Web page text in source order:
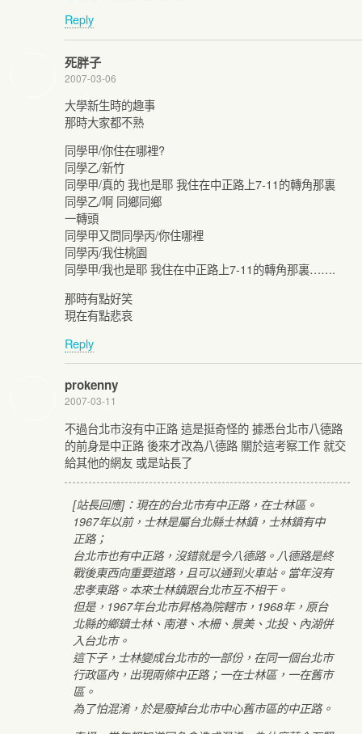
Reply
死胖子
2007-03-06
大學新生時的趣事
那時大家都不熟
同學甲/你住在哪裡?
同學乙/新竹
同學甲/真的 我也是耶 我住在中正路上7-11的轉角那裏
同學乙/啊 同鄉同鄉
一轉頭
同學甲又問同學丙/你住哪裡
同學丙/我住桃園
同學甲/我也是耶 我住在中正路上7-11的轉角那裏…….
那時有點好笑
現在有點悲哀
Reply
prokenny
2007-03-11
不過台北市沒有中正路 這是挺奇怪的 據悉台北市八德路
的前身是中正路 後來才改為八德路 關於這考察工作 就交
給其他的網友 或是站長了
[站長回應]：現在的台北市有中正路，在士林區。
1967年以前，士林是屬台北縣士林鎮，士林鎮有中
正路；
台北市也有中正路，沒錯就是今八德路。八德路是終
戰後東西向重要道路，且可以通到火車站。當年沒有
忠孝東路。本來士林鎮跟台北市互不相干。
但是，1967年台北市昇格為院轄市，1968年，原台
北縣的鄉鎮士林、南港、木柵、景美、北投、內湖併
入台北市。
這下子，士林變成台北市的一部份，在同一個台北市
行政區內，出現兩條中正路；一在士林區，一在舊市
區。
為了怕混淆，於是廢掉台北市中心舊市區的中正路。